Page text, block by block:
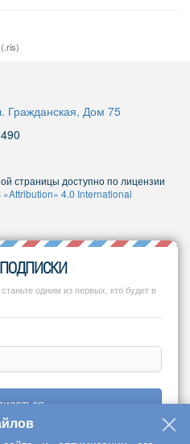
Гражданская, Дом 75
страницы доступно по лицензии
4.0 International
одним из первых, кто будет в